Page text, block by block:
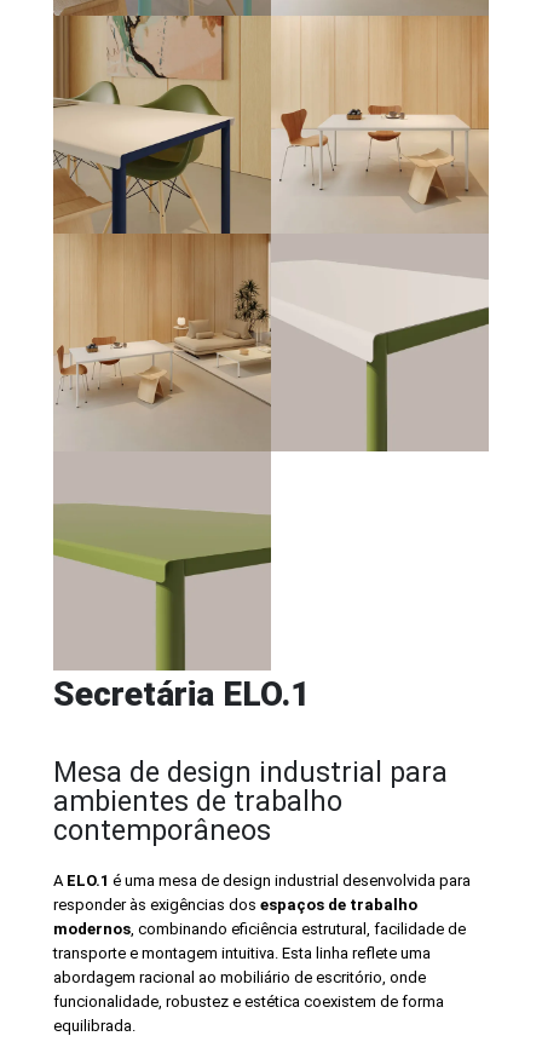
Secretária ELO.1
Mesa de design industrial para
ambientes de trabalho
contemporâneos
A ELO.1 é uma mesa de design industrial desenvolvida para
responder às exigências dos espaços de trabalho
modernos, combinando eficiência estrutural, facilidade de
transporte e montagem intuitiva. Esta linha reflete uma
abordagem racional ao mobiliário de escritório, onde
funcionalidade, robustez e estética coexistem de forma
equilibrada.